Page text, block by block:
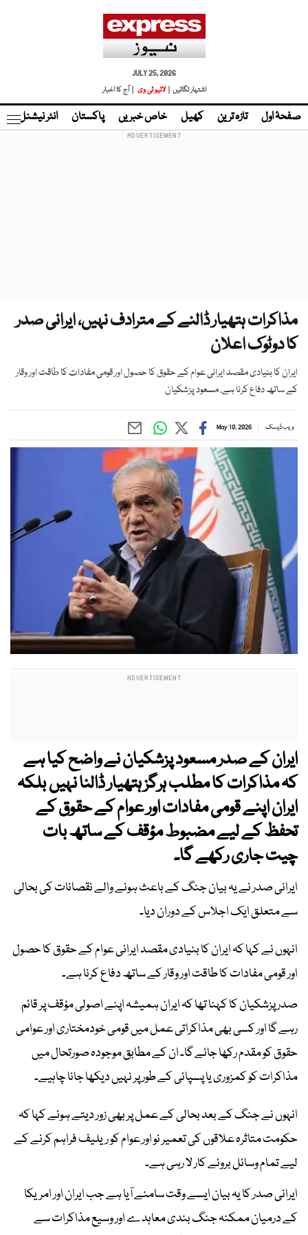
JULY 25, 2026
اشتہار لگائیں |
لائیو ٹی وی | آج کا اخبار
صفحۂ اول تازہ ترین کھیل خاص خبریں پاکستان انٹر نیشنل
مذاکرات ہتھیار ڈالنے کے مترادف نہیں، ایرانی صدر
کا دوٹوک اعلان
ایران کا بنیادی مقصد ایرانی عوام کے حقوق کا حصول اور قومی مفادات کا طاقت اور وقار
کے ساتھ دفاع کرنا ہے، مسعود پزشکیان
ویب ڈیسک May 10, 2026
ایران کے صدر مسعود پزشکیان نے واضح کیا ہے
کہ مذاکرات کا مطلب ہرگز ہتھیار ڈالنا نہیں بلکہ
ایران اپنے قومی مفادات اور عوام کے حقوق کے
تحفظ کے لیے مضبوط مؤقف کے ساتھ بات
چیت جاری رکھے گا۔
ایرانی صدر نے یہ بیان جنگ کے باعث ہونے والے نقصانات کی بحالی
سے متعلق ایک اجلاس کے دوران دیا۔
انہوں نے کہا کہ ایران کا بنیادی مقصد ایرانی عوام کے حقوق کا حصول
اور قومی مفادات کا طاقت اور وقار کے ساتھ دفاع کرنا ہے۔
صدر پزشکیان کا کہنا تھا کہ ایران ہمیشہ اپنے اصولی مؤقف پر قائم
رہے گا اور کسی بھی مذاکراتی عمل میں قومی خودمختاری اور عوامی
حقوق کو مقدم رکھا جائے گا۔ ان کے مطابق موجودہ صورتحال میں
مذاکرات کو کمزوری یا پسپائی کے طور پر نہیں دیکھا جانا چاہیے۔
انہوں نے جنگ کے بعد بحالی کے عمل پر بھی زور دیتے ہوئے کہا کہ
حکومت متاثرہ علاقوں کی تعمیر نو اور عوام کو ریلیف فراہم کرنے کے
لیے تمام وسائل بروئے کار لا رہی ہے۔
ایرانی صدر کا یہ بیان ایسے وقت سامنے آیا ہے جب ایران اور امریکا
کے درمیان ممکنہ جنگ بندی معاہدے اور وسیع مذاکرات سے